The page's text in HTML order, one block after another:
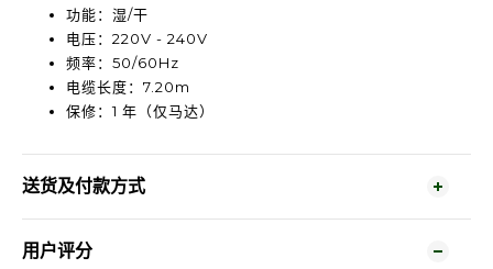
功能：湿/干
电压：220V - 240V
频率：50/60Hz
电缆长度：7.20m
保修：1 年（仅马达）
送货及付款方式
用户评分